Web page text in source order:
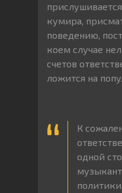
кумира,
поведению,
коем случае
счетов
ложится на
К
одной